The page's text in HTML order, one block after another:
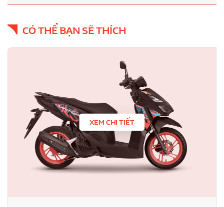
CÓ THỂ BẠN SẼ THÍCH
XEM CHI TIẾT